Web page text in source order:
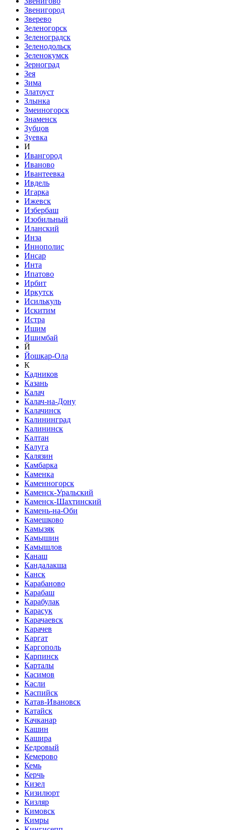
Звенигород
Зверево
Зеленогорск
Зеленоградск
Зеленодольск
Зеленокумск
Зерноград
Зея
Зима
Златоуст
Злынка
Змеиногорск
Знаменск
Зубцов
Зуевка
И
Ивангород
Иваново
Ивантеевка
Ивдель
Игарка
Ижевск
Избербаш
Изобильный
Иланский
Инза
Иннополис
Инсар
Инта
Ипатово
Ирбит
Иркутск
Исилькуль
Искитим
Истра
Ишим
Ишимбай
Й
Йошкар-Ола
К
Кадников
Казань
Калач
Калач-на-Дону
Калачинск
Калининград
Калининск
Калтан
Калуга
Калязин
Камбарка
Каменка
Каменногорск
Каменск-Уральский
Каменск-Шахтинский
Камень-на-Оби
Камешково
Камызяк
Камышин
Камышлов
Канаш
Кандалакша
Канск
Карабаново
Карабаш
Карабулак
Карасук
Карачаевск
Карачев
Каргат
Каргополь
Карпинск
Карталы
Касимов
Касли
Каспийск
Катав-Ивановск
Катайск
Качканар
Кашин
Кашира
Кедровый
Кемерово
Кемь
Керчь
Кизел
Кизилюрт
Кизляр
Кимовск
Кимры